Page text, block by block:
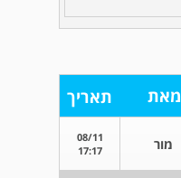
מאת תאריך
מור
08/11
17:17